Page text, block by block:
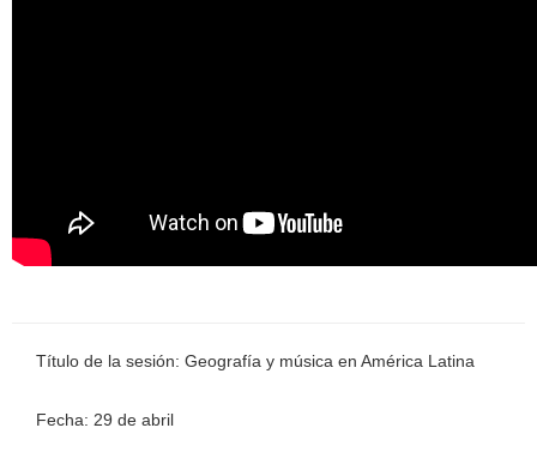
Título de la sesión: Geografía y música en América Latina
Fecha: 29 de abril